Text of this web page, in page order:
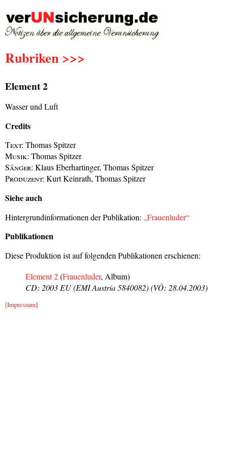
Rubriken >>>
Element 2
Wasser und Luft
Credits
Text: Thomas Spitzer
Musik: Thomas Spitzer
Sänger: Klaus Eberhartinger, Thomas Spitzer
Produzent: Kurt Keinrath, Thomas Spitzer
Siehe auch
Hintergrundinformationen der Publikation: „Frauenluder“
Publikationen
Diese Produktion ist auf folgenden Publikationen erschienen:
Element 2(Frauenluder, Album)
CD: 2003 EU (EMI Austria 5840082) (VÖ: 28.04.2003)
[Impressum]